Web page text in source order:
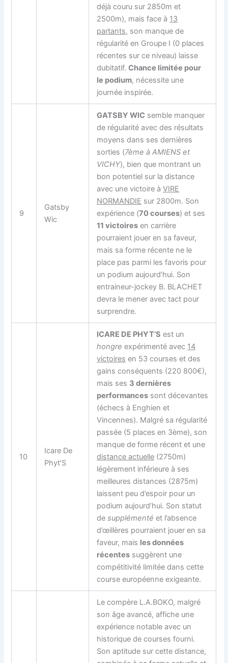
déjà couru sur 2850m et
2500m), mais face à 13
partants, son manque de
régularité en Groupe I (0 places
récentes sur ce niveau) laisse
dubitatif.Chance limitée pour
le podium, nécessite une
journée inspirée.
9
Gatsby
Wic
GATSBY WIC semble manquer
de régularité avec des résultats
moyens dans ses dernières
sorties (7ème à AMIENS et
VICHY), bien que montrant un
bon potentiel sur la distance
avec une victoire àVIRE
NORMANDIE sur 2800m. Son
expérience (70 courses) et ses
11 victoires en carrière
pourraient jouer en sa faveur,
mais sa forme récente ne le
place pas parmi les favoris pour
un podium aujourd’hui. Son
entraineur-jockey B. BLACHET
devra le mener avec tact pour
surprendre.
10
Icare De
Phyt’S
ICARE DE PHYT’S est un
hongre expérimenté avec 14
victoires en 53 courses et des
gains conséquents (220 800€),
mais ses 3 dernières
performances sont décevantes
(échecs à Enghien et
Vincennes). Malgré sa régularité
passée (5 places en 3ème), son
manque de forme récent et une
distance actuelle (2750m)
légèrement inférieure à ses
meilleures distances (2875m)
laissent peu d’espoir pour un
podium aujourd’hui. Son statut
desupplémenté et l’absence
d’œillères pourraient jouer en sa
faveur, mais les données
récentes suggèrent une
compétitivité limitée dans cette
course européenne exigeante.
Lecompère L.A.BOKO, malgré
son âge avancé, affiche une
expérience notable avec un
historique de courses fourni.
Son aptitude sur cette distance,